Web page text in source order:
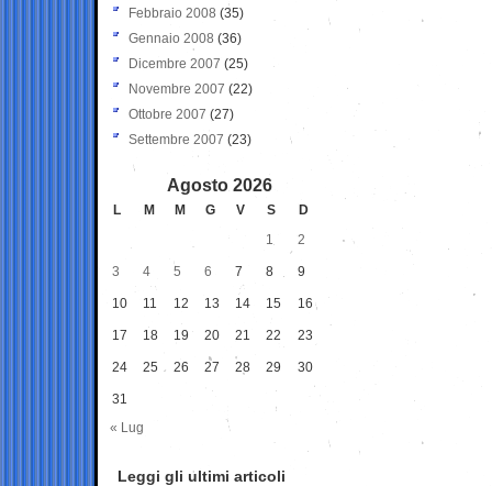
Febbraio 2008 (35)
Gennaio 2008 (36)
Dicembre 2007 (25)
Novembre 2007 (22)
Ottobre 2007 (27)
Settembre 2007 (23)
Agosto 2026
L M M G V S
D
1
2
3 4 5 6 7 8 9
10 11 12 13 14 15 16
17 18 19 20 21 22 23
24 25 26 27 28 29 30
31
« Lug
Leggi gli ultimi articoli